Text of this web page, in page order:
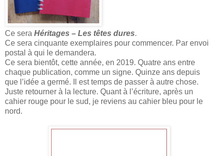
Ce sera Héritages – Les têtes dures.
Ce sera cinquante exemplaires pour commencer. Par envoi
postal à qui le demandera.
Ce sera bientôt, cette année, en 2019. Quatre ans entre
chaque publication, comme un signe. Quinze ans depuis
que l’idée a germé. Il est temps de passer à autre chose.
Juste retourner à la lecture. Quant à l’écriture, après un
cahier rouge pour le sud, je reviens au cahier bleu pour le
nord.